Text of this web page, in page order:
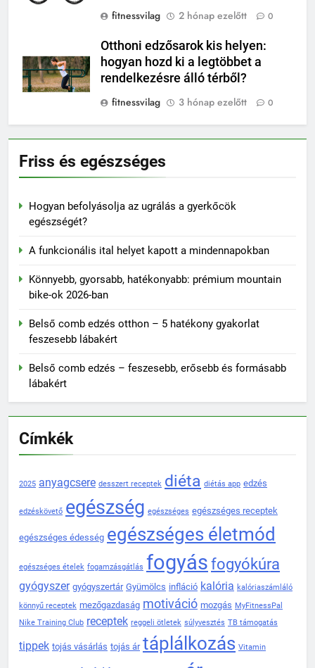
fitnessvilag
2 hónap ezelőtt 0
Otthoni edzősarok kis helyen:
hogyan hozd ki a legtöbbet a
rendelkezésre álló térből?
fitnessvilag
3 hónap ezelőtt 0
Friss és egészséges
Hogyan befolyásolja az ugrálás a gyerkőcök
egészségét?
A funkcionális ital helyet kapott a mindennapokban
Könnyebb, gyorsabb, hatékonyabb: prémium mountain
bike-ok 2026-ban
Belső comb edzés otthon – 5 hatékony gyakorlat
feszesebb lábakért
Belső comb edzés – feszesebb, erősebb és formásabb
lábakért
Címkék
2025 anyagcsere desszert receptek diéta diétás app edzés
edzéskövető egészség egészséges egészséges receptek
egészséges édesség egészséges életmód
egészséges ételek fogamzásgátlás fogyás fogyókúra
gyógyszer gyógyszertár Gyümölcs infláció kalória kalóriaszámláló
könnyű receptek mezőgazdaság motiváció mozgás MyFitnessPal
Nike Training Club receptek reggeli ötletek súlyvesztés TB támogatás
tippek tojás vásárlás tojás ár táplálkozás Vitamin